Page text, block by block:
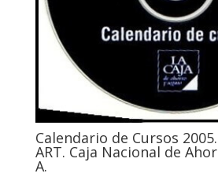
Calendario de Cursos
ART. Caja Nacional de
A.